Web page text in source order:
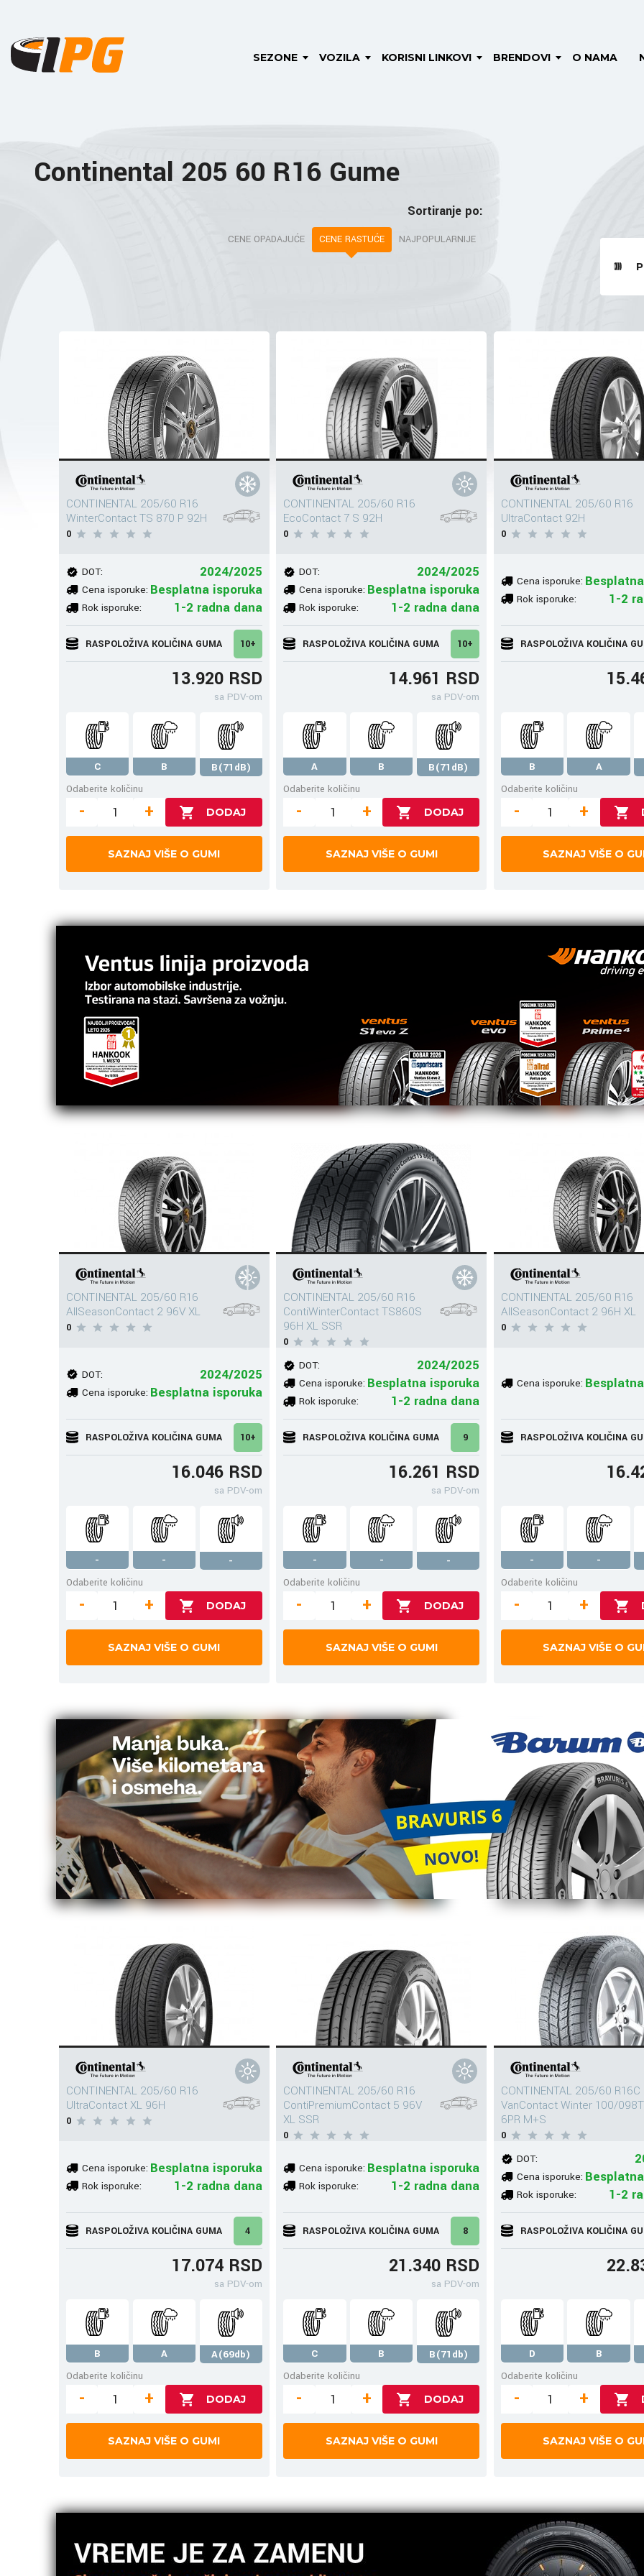
SEZONE VOZILA KORISNI LINKOVI BRENDOVI O NAMA
Continental 205 60 R16 Gume
Sortiranje po:
CENE OPADAJUĆE CENE RASTUĆE NAJPOPULARNIJE
CONTINENTAL 205/60 R16
WinterContact TS 870 P 92H
0
DOT: 2024/2025
Cena isporuke: Besplatna isporuka
Rok isporuke: 1-2 radna dana
RASPOLOŽIVA KOLIČINA GUMA 10+
13.920 RSD
sa PDV-om
C B
B(71dB)
Odaberite količinu
- +
SAZNAJ VIŠE O GUMI
CONTINENTAL 205/60 R16
EcoContact 7 S 92H
0
DOT: 2024/2025
Cena isporuke: Besplatna isporuka
Rok isporuke: 1-2 radna dana
RASPOLOŽIVA KOLIČINA GUMA 10+
14.961 RSD
sa PDV-om
A B
B(71dB)
Odaberite količinu
- +
SAZNAJ VIŠE O GUMI
CONTINENTAL 205/60 R16
UltraContact 92H
0
Cena isporuke:
Rok isporuke: 1-2
RASPOLOŽIVA KOLIČINA
B
A
Odaberite količinu
- +
SAZNAJ VIŠE O
CONTINENTAL 205/60 R16
AllSeasonContact 2 96V XL
0
DOT: 2024/2025
Cena isporuke: Besplatna isporuka
RASPOLOŽIVA KOLIČINA GUMA 10+
16.046 RSD
sa PDV-om
- -
-
Odaberite količinu
- +
SAZNAJ VIŠE O GUMI
CONTINENTAL 205/60 R16
ContiWinterContact TS860S
96H XL SSR
0
DOT: 2024/2025
Cena isporuke: Besplatna isporuka
Rok isporuke: 1-2 radna dana
RASPOLOŽIVA KOLIČINA GUMA 9
16.261 RSD
sa PDV-om
- -
-
Odaberite količinu
- +
SAZNAJ VIŠE O GUMI
CONTINENTAL 205/60 R16
AllSeasonContact 2 96H XL
0
Cena isporuke:
RASPOLOŽIVA KOLIČINA
-
-
Odaberite količinu
- +
SAZNAJ VIŠE O
CONTINENTAL 205/60 R16
UltraContact XL 96H
0
Cena isporuke: Besplatna isporuka
Rok isporuke: 1-2 radna dana
RASPOLOŽIVA KOLIČINA GUMA 4
17.074 RSD
sa PDV-om
B A
A(69db)
Odaberite količinu
- +
SAZNAJ VIŠE O GUMI
CONTINENTAL 205/60 R16
ContiPremiumContact 5 96V
XL SSR
0
Cena isporuke: Besplatna isporuka
Rok isporuke: 1-2 radna dana
RASPOLOŽIVA KOLIČINA GUMA 8
21.340 RSD
sa PDV-om
C B
B(71db)
Odaberite količinu
- +
SAZNAJ VIŠE O GUMI
CONTINENTAL 205/60 R16C
VanContact Winter 100/098T
6PR M+S
0
DOT:
Cena isporuke:
Rok isporuke: 1-2
RASPOLOŽIVA KOLIČINA
D
B
Odaberite količinu
- +
SAZNAJ VIŠE O